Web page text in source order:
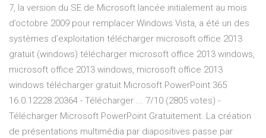
7, la version du SE de Microsoft lancée initialement au mois
d’octobre 2009 pour remplacer Windows Vista, a été un des
systèmes d’exploitation télécharger microsoft office 2013
gratuit (windows) télécharger microsoft office 2013 windows,
microsoft office 2013 windows, microsoft office 2013
windows télécharger gratuit Microsoft PowerPoint 365
16.0.12228.20364 - Télécharger ... 7/10 (2805 votes) -
Télécharger Microsoft PowerPoint Gratuitement. La création
de présentations multimédia par diapositives passe par